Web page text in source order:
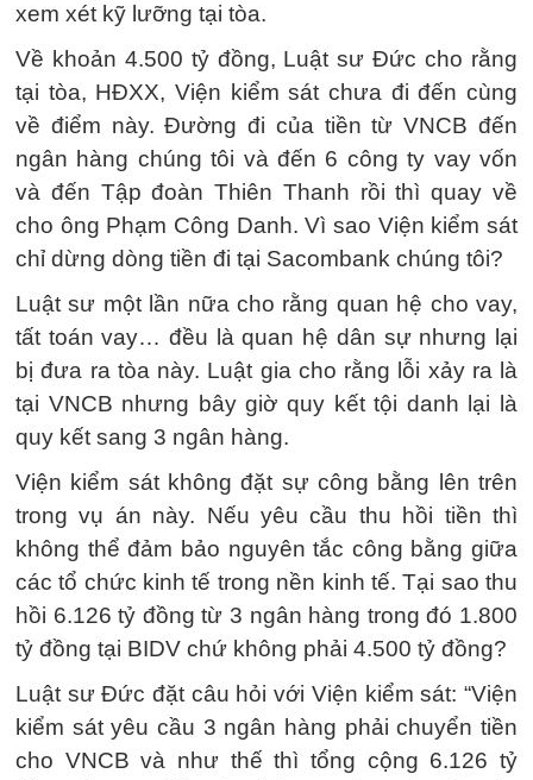
xem xét kỹ lưỡng tại tòa.
Về khoản 4.500 tỷ đồng, Luật sư Đức cho rằng
tại tòa, HĐXX, Viện kiểm sát chưa đi đến cùng
về điểm này. Đường đi của tiền từ VNCB đến
ngân hàng chúng tôi và đến 6 công ty vay vốn
và đến Tập đoàn Thiên Thanh rồi thì quay về
cho ông Phạm Công Danh. Vì sao Viện kiểm sát
chỉ dừng dòng tiền đi tại Sacombank chúng tôi?
Luật sư một lần nữa cho rằng quan hệ cho vay,
tất toán vay… đều là quan hệ dân sự nhưng lại
bị đưa ra tòa này. Luật gia cho rằng lỗi xảy ra là
tại VNCB nhưng bây giờ quy kết tội danh lại là
quy kết sang 3 ngân hàng.
Viện kiểm sát không đặt sự công bằng lên trên
trong vụ án này. Nếu yêu cầu thu hồi tiền thì
không thể đảm bảo nguyên tắc công bằng giữa
các tổ chức kinh tế trong nền kinh tế. Tại sao thu
hồi 6.126 tỷ đồng từ 3 ngân hàng trong đó 1.800
tỷ đồng tại BIDV chứ không phải 4.500 tỷ đồng?
Luật sư Đức đặt câu hỏi với Viện kiểm sát: “Viện
kiểm sát yêu cầu 3 ngân hàng phải chuyển tiền
cho VNCB và như thế thì tổng cộng 6.126 tỷ